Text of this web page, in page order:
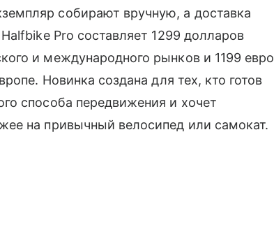
собирают вручную, а доставка
Pro составляет 1299 долларов
и международного рынков и 1199 евро
Новинка создана для тех, кто готов
способа передвижения и хочет
на привычный велосипед или самокат.